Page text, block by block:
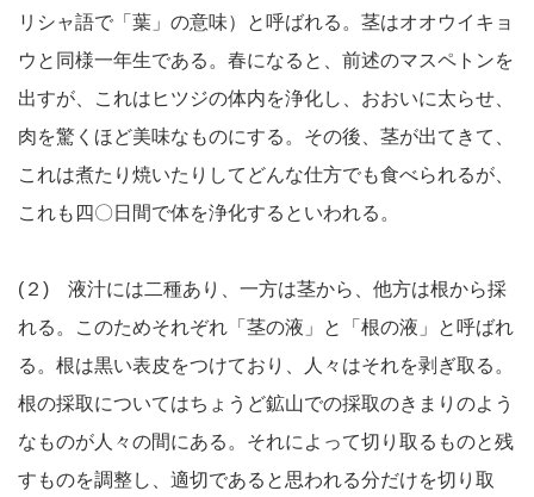
リシャ語で「葉」の意味）と呼ばれる。茎はオオウイキョ
ウと同様一年生である。春になると、前述のマスペトンを
出すが、これはヒツジの体内を浄化し、おおいに太らせ、
肉を驚くほど美味なものにする。その後、茎が出てきて、
これは煮たり焼いたりしてどんな仕方でも食べられるが、
これも四〇日間で体を浄化するといわれる。
(２) 液汁には二種あり、一方は茎から、他方は根から採
れる。このためそれぞれ「茎の液」と「根の液」と呼ばれ
る。根は黒い表皮をつけており、人々はそれを剥ぎ取る。
根の採取についてはちょうど鉱山での採取のきまりのよう
なものが人々の間にある。それによって切り取るものと残
すものを調整し、適切であると思われる分だけを切り取